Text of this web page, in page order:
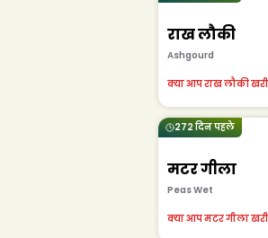
राख लौकी
Ashgourd
क्या आप राख लौकी
272 दिन पहले
मटर गीला
Peas Wet
क्या आप मटर गीला